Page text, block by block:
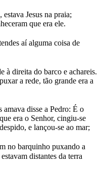
Jesus na praia;
que era ele.
aí alguma coisa de
à direita do barco e achareis.
a rede, tão grande era a
amava disse a Pedro: É o
era o Senhor, cingiu-se
e lançou-se ao mar;
no barquinho puxando a
distantes da terra